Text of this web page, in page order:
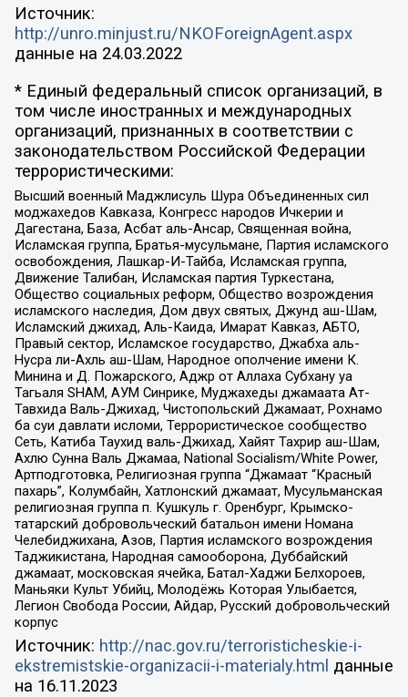
Источник:
http://unro.minjust.ru/NKOForeignAgent.aspx
данные на 24.03.2022
* Единый федеральный список организаций, в
том числе иностранных и международных
организаций, признанных в соответствии с
законодательством Российской Федерации
террористическими:
Высший военный Маджлисуль Шура Объединенных сил
моджахедов Кавказа, Конгресс народов Ичкерии и
Дагестана, База, Асбат аль-Ансар, Священная война,
Исламская группа, Братья-мусульмане, Партия исламского
освобождения, Лашкар-И-Тайба, Исламская группа,
Движение Талибан, Исламская партия Туркестана,
Общество социальных реформ, Общество возрождения
исламского наследия, Дом двух святых, Джунд аш-Шам,
Исламский джихад, Аль-Каида, Имарат Кавказ, АБТО,
Правый сектор, Исламское государство, Джабха аль-
Нусра ли-Ахль аш-Шам, Народное ополчение имени К.
Минина и Д. Пожарского, Аджр от Аллаха Субхану уа
Тагьаля SHAM, АУМ Синрике, Муджахеды джамаата Ат-
Тавхида Валь-Джихад, Чистопольский Джамаат, Рохнамо
ба суи давлати исломи, Террористическое сообщество
Сеть, Катиба Таухид валь-Джихад, Хайят Тахрир аш-Шам,
Ахлю Сунна Валь Джамаа, National Socialism/White Power,
Артподготовка, Религиозная группа “Джамаат “Красный
пахарь”, Колумбайн, Хатлонский джамаат, Мусульманская
религиозная группа п. Кушкуль г. Оренбург, Крымско-
татарский добровольческий батальон имени Номана
Челебиджихана, Азов, Партия исламского возрождения
Таджикистана, Народная самооборона, Дуббайский
джамаат, московская ячейка, Батал-Хаджи Белхороев,
Маньяки Культ Убийц, Молодёжь Которая Улыбается,
Легион Свобода России, Айдар, Русский добровольческий
корпус
Источник: http://nac.gov.ru/terroristicheskie-i-
ekstremistskie-organizacii-i-materialy.html данные
на 16.11.2023